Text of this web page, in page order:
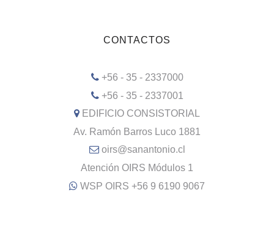
CONTACTOS
+56 - 35 - 2337000
+56 - 35 - 2337001
EDIFICIO CONSISTORIAL
Av. Ramón Barros Luco 1881
oirs@sanantonio.cl
Atención OIRS Módulos 1
WSP OIRS +56 9 6190 9067